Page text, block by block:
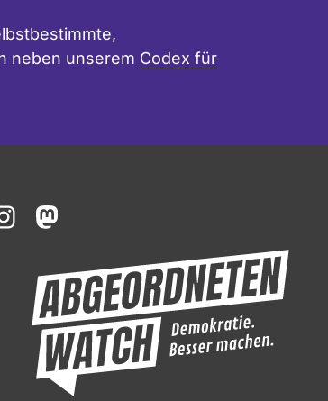
neben unserem Codex für
instagrammastodon